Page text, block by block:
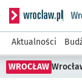
Serwis
Aktualności
WROCŁAW